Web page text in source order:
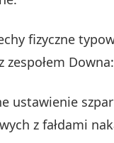
fizyczne
zespołem Downa:
ustawienie szpar
z fałdami